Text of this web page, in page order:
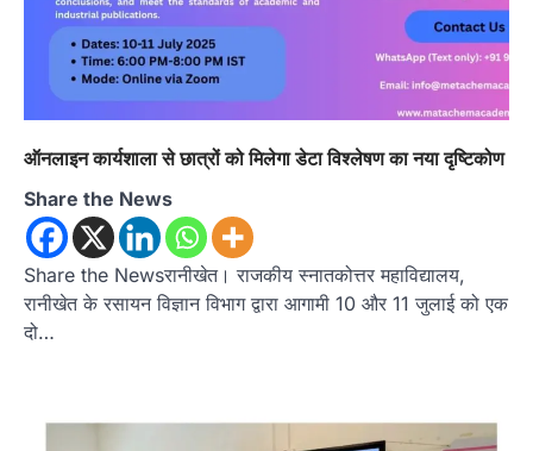
ऑनलाइन कार्यशाला से छात्रों को मिलेगा डेटा विश्लेषण का नया दृष्टिकोण
Share the News
Share the Newsरानीखेत। राजकीय स्नातकोत्तर महाविद्यालय,
रानीखेत के रसायन विज्ञान विभाग द्वारा आगामी 10 और 11 जुलाई को एक
दो…